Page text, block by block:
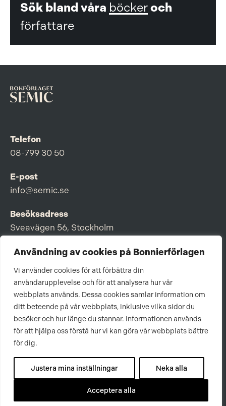
Användning av cookies på Bonnierförlagen
Vi använder cookies för att förbättra din
användarupplevelse och för att analysera hur vår
webbplats används. Dessa cookies samlar information om
ditt beteende på vår webbplats, inklusive vilka sidor du
besöker och hur länge du stannar. Informationen används
för att hjälpa oss förstå hur vi kan göra vår webbplats bättre
för dig.
Justera mina inställningar Neka alla
Acceptera alla
Sök bland våra böckeroch
författare
Telefon
08-799 30 50
E-post
info@semic.se
Besöksadress
Sveavägen 56, Stockholm
Postadress
Box 3159, 103 63 Stockholm
Om Bonnierförlagen
Cookies
Integritetspolicy